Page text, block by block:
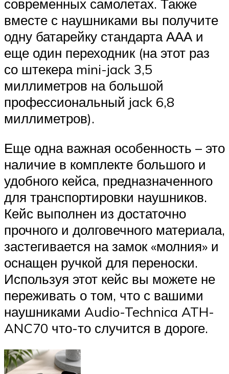
современных самолетах. Также
вместе с наушниками вы получите
одну батарейку стандарта ААА и
еще один переходник (на этот раз
со штекера mini-jack 3,5
миллиметров на большой
профессиональный jack 6,8
миллиметров).
Еще одна важная особенность – это
наличие в комплекте большого и
удобного кейса, предназначенного
для транспортировки наушников.
Кейс выполнен из достаточно
прочного и долговечного материала,
застегивается на замок «молния» и
оснащен ручкой для переноски.
Используя этот кейс вы можете не
переживать о том, что с вашими
наушниками Audio-Technica ATH-
ANC70 что-то случится в дороге.